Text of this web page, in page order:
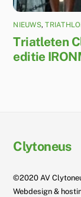
NIEUWS,
Triatleten
editie
Clytoneus
©2020 AV
Webdesign &